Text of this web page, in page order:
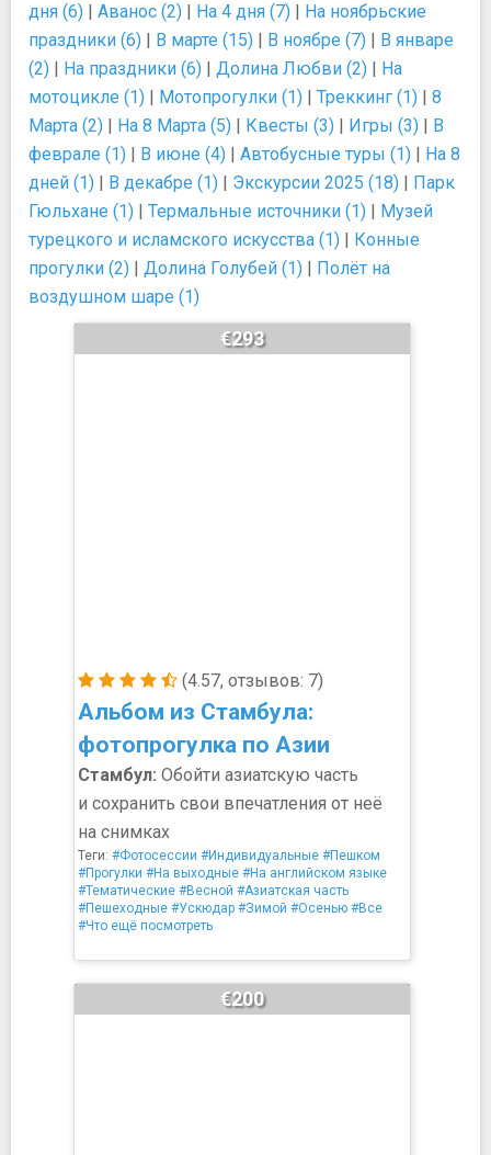
дня (6) | Аванос (2) | На 4 дня (7) | На ноябрьские
праздники (6) | В марте (15) | В ноябре (7) | В январе
(2) | На праздники (6) | Долина Любви (2) | На
мотоцикле (1) | Мотопрогулки (1) | Треккинг (1) | 8
Марта (2) | На 8 Марта (5) | Квесты (3) | Игры (3) | В
феврале (1) | В июне (4) | Автобусные туры (1) | На 8
дней (1) | В декабре (1) | Экскурсии 2025 (18) | Парк
Гюльхане (1) | Термальные источники (1) | Музей
турецкого и исламского искусства (1) | Конные
прогулки (2) | Долина Голубей (1) | Полёт на
воздушном шаре (1)
(4.57, отзывов: 7)
Альбом из Стамбула:
фотопрогулка по Азии
€293
Стамбул: Обойти азиатскую часть
и сохранить свои впечатления от неё
на снимках
Теги: #Фотосессии #Индивидуальные #Пешком
#Прогулки #На выходные #На английском языке
#Тематические #Весной #Азиатская часть
#Пешеходные #Ускюдар #Зимой #Осенью #Все
#Что ещё посмотреть
€200